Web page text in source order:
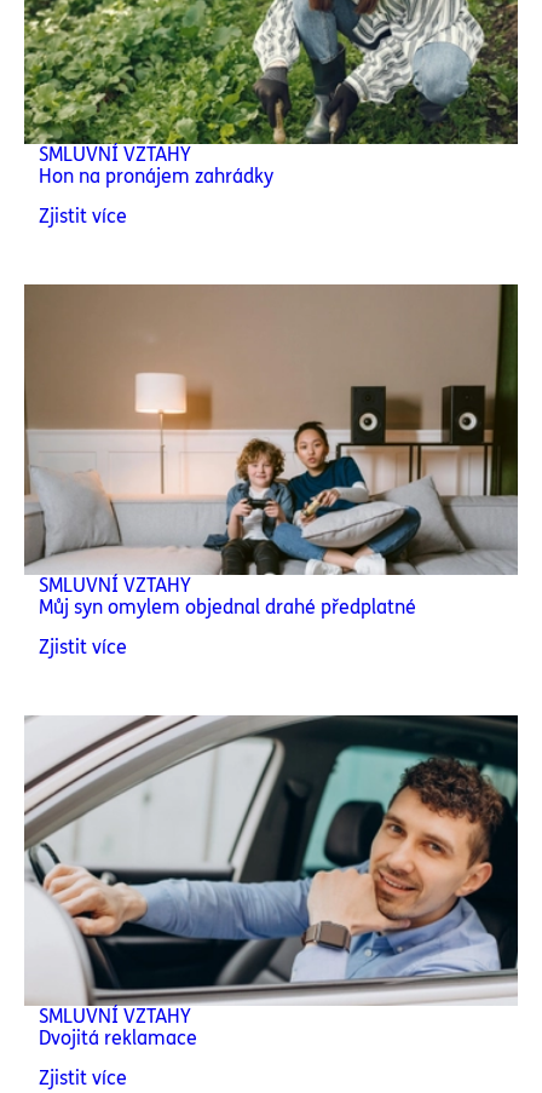
SMLUVNÍ VZTAHY
Hon na pronájem zahrádky
Zjistit více
SMLUVNÍ VZTAHY
Můj syn omylem objednal drahé předplatné
Zjistit více
SMLUVNÍ VZTAHY
Dvojitá reklamace
Zjistit více